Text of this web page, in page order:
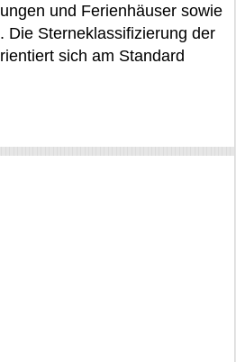
und Ferienhäuser sowie
Die Sterneklassifizierung der
sich am Standard